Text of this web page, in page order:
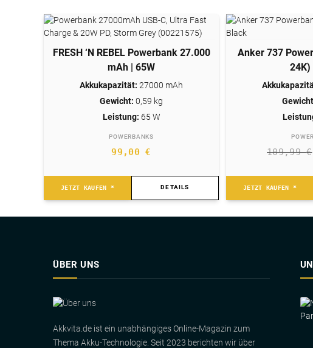
JETZT KAUFEN *
FRESH ‘N REBEL Powerbank 27.000
mAh | 65W
Akkukapazität: 27000 mAh
Gewicht: 0,59 kg
Leistung: 65 W
POWERBANKS
99,00€
JETZT KAUFEN * DETAILS
JETZT
Anker 737
24K)
109,99€
JETZT KAUFEN *
ÜBER UNS
Akkvita.de ist ein unabhängiges Online-Magazin zum
Thema Akku-Technologie. Seit 2023 berichten wir über